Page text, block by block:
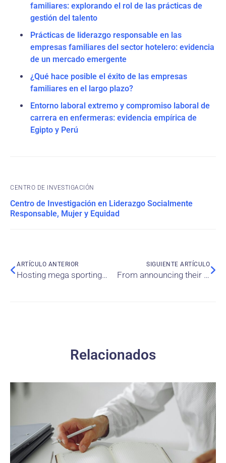
familiares: explorando el rol de las prácticas de
gestión del talento
Prácticas de liderazgo responsable en las
empresas familiares del sector hotelero: evidencia
de un mercado emergente
¿Qué hace posible el éxito de las empresas
familiares en el largo plazo?
Entorno laboral extremo y compromiso laboral de
carrera en enfermeras: evidencia empírica de
Egipto y Perú
CENTRO DE INVESTIGACIÓN
Centro de Investigación en Liderazgo Socialmente
Responsable, Mujer y Equidad
ARTÍCULO ANTERIOR
Hosting mega sporting events in the extreme hospitality context: Why do hotel employees engage so intensively in their job duties?
SIGUIENTE ARTÍCULO
From announcing their pregnancy to returning to work: The experience of pregnant street-level bureaucrats in non-Western public contexts
Relacionados